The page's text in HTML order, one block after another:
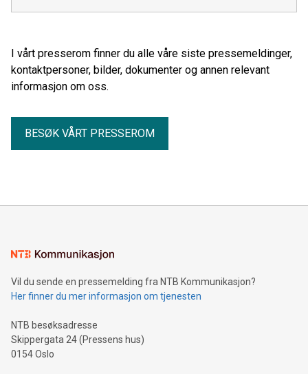
I vårt presserom finner du alle våre siste pressemeldinger,
kontaktpersoner, bilder, dokumenter og annen relevant
informasjon om oss.
BESØK VÅRT PRESSEROM
Vil du sende en pressemelding fra NTB Kommunikasjon?
Her finner du mer informasjon om tjenesten
NTB besøksadresse
Skippergata 24 (Pressens hus)
0154 Oslo